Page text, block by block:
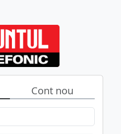
Cont nou